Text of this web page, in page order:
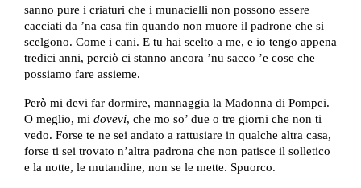
sanno pure i criaturi che i munacielli non possono essere
cacciati da ’na casa fin quando non muore il padrone che si
scelgono. Come i cani. E tu hai scelto a me, e io tengo appena
tredici anni, perciò ci stanno ancora ’nu sacco ’e cose che
possiamo fare assieme.
Però mi devi far dormire, mannaggia la Madonna di Pompei.
O meglio, mi dovevi, che mo so’ due o tre giorni che non ti
vedo. Forse te ne sei andato a rattusiare in qualche altra casa,
forse ti sei trovato n’altra padrona che non patisce il solletico
e la notte, le mutandine, non se le mette. Spuorco.